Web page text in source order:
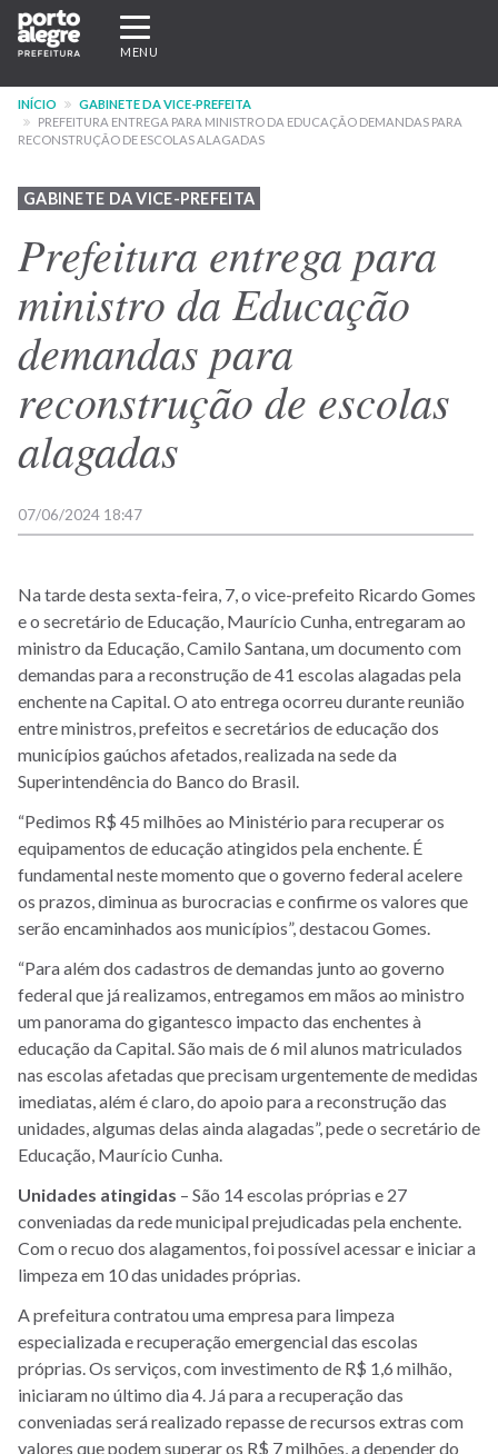
Pular
para
conteúdo
principal
Expandir/recolher
navegação
MENU
INÍCIO
GABINETE DA VICE-PREFEITA
PREFEITURA ENTREGA PARA MINISTRO DA EDUCAÇÃO DEMANDAS PARA
RECONSTRUÇÃO DE ESCOLAS ALAGADAS
GABINETE DA VICE-PREFEITA
Prefeitura entrega para
ministro da Educação
demandas para
reconstrução de escolas
alagadas
07/06/2024 18:47
Na tarde desta sexta-feira, 7, o vice-prefeito Ricardo Gomes
e o secretário de Educação, Maurício Cunha, entregaram ao
ministro da Educação, Camilo Santana, um documento com
demandas para a reconstrução de 41 escolas alagadas pela
enchente na Capital. O ato entrega ocorreu durante reunião
entre ministros, prefeitos e secretários de educação dos
municípios gaúchos afetados, realizada na sede da
Superintendência do Banco do Brasil.
“Pedimos R$ 45 milhões ao Ministério para recuperar os
equipamentos de educação atingidos pela enchente. É
fundamental neste momento que o governo federal acelere
os prazos, diminua as burocracias e confirme os valores que
serão encaminhados aos municípios”, destacou Gomes.
“Para além dos cadastros de demandas junto ao governo
federal que já realizamos, entregamos em mãos ao ministro
um panorama do gigantesco impacto das enchentes à
educação da Capital. São mais de 6 mil alunos matriculados
nas escolas afetadas que precisam urgentemente de medidas
imediatas, além é claro, do apoio para a reconstrução das
unidades, algumas delas ainda alagadas”, pede o secretário de
Educação, Maurício Cunha.
Unidades atingidas – São 14 escolas próprias e 27
conveniadas da rede municipal prejudicadas pela enchente.
Com o recuo dos alagamentos, foi possível acessar e iniciar a
limpeza em 10 das unidades próprias.
A prefeitura contratou uma empresa para limpeza
especializada e recuperação emergencial das escolas
próprias. Os serviços, com investimento de R$ 1,6 milhão,
iniciaram no último dia 4. Já para a recuperação das
conveniadas será realizado repasse de recursos extras com
valores que podem superar os R$ 7 milhões, a depender do